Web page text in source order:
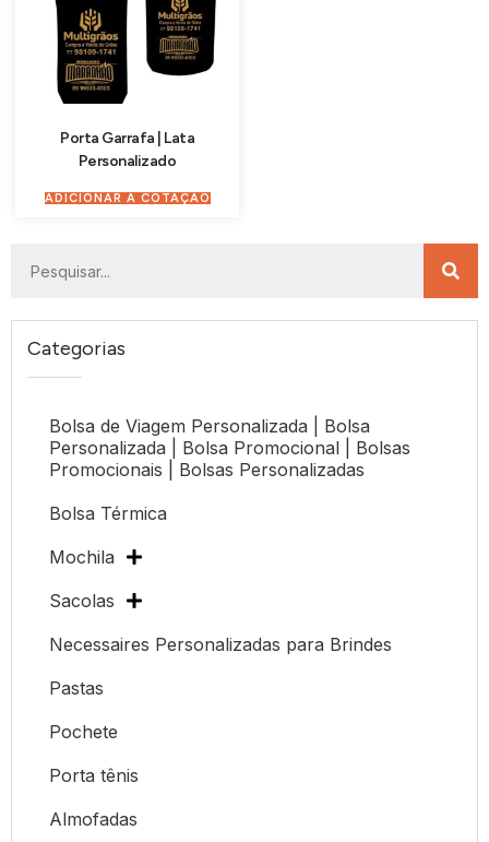
Categorias
Bolsa de Viagem Personalizada | Bolsa
Personalizada | Bolsa Promocional | Bolsas
Promocionais | Bolsas Personalizadas
Bolsa Térmica
Mochila
Sacolas
Necessaires Personalizadas para Brindes
Pastas
Pochete
Porta tênis
Almofadas
Porta Garrafa | Lata
Personalizado
ADICIONAR À COTAÇÃO